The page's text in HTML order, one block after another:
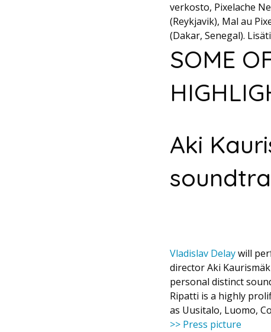
verkosto, Pixelache
(Reykjavik), Mal au
(Dakar, Senegal).
SOME
Aki
Vladislav Delaywill
director Aki
personal distinct
Ripatti is a highly
as Uusitalo, Luomo,
>> Press picture